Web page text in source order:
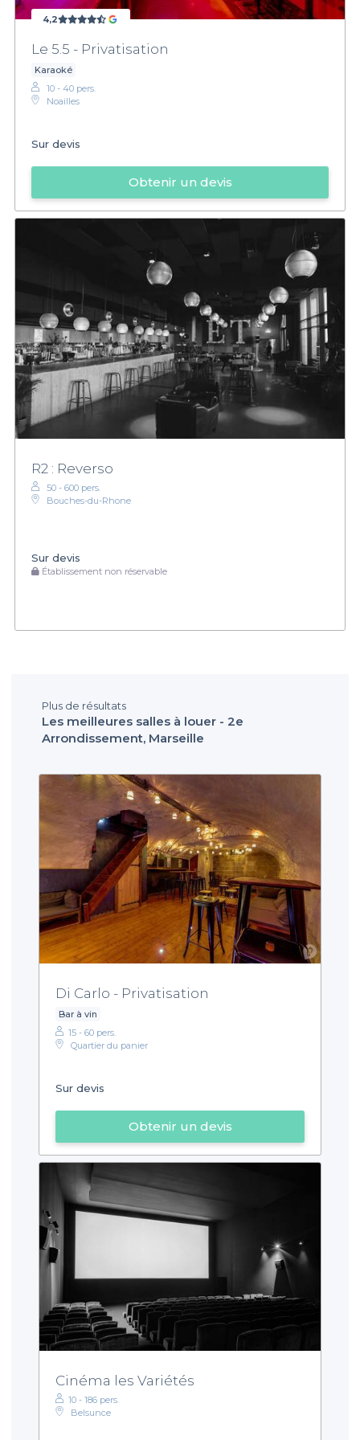
4,2
Le 5.5 - Privatisation
Karaoké
10 - 40 pers.
Noailles
Sur devis
Obtenir un devis
R2 : Reverso
50 - 600 pers.
Bouches-du-Rhone
Sur devis
Établissement non réservable
Plus de résultats
Les meilleures salles à louer - 2e
Arrondissement, Marseille
Di Carlo - Privatisation
Bar à vin
15 - 60 pers.
Quartier du panier
Sur devis
Obtenir un devis
Cinéma les Variétés
10 - 186 pers.
Belsunce